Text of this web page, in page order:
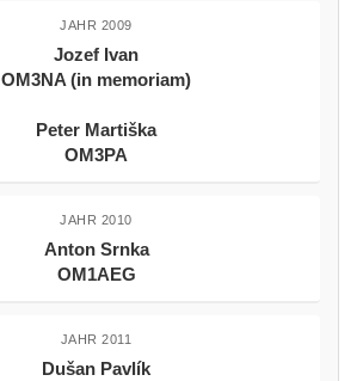
JAHR 2009
Jozef Ivan
OM3NA (in memoriam)
Peter Martiška
OM3PA
JAHR 2010
Anton Srnka
OM1AEG
JAHR 2011
Dušan Pavlík